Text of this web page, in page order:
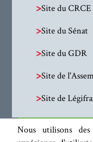
Nous utilisons
>Site du CRCE
>Site du Sénat
>Site du GDR
>Site de
>Site de